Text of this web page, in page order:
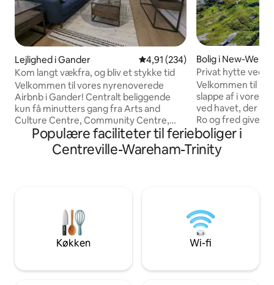
Lejlighed i Gander 4,91 ud af 5 i gennemsnitlig
4,91 (234)
Kom langt vækfra, og bliv et stykke tid
Velkommen til vores nyrenoverede
Airbnb i Gander! Centralt beliggende
kun få minutters gang fra Arts and
Culture Centre, Community Centre,
Curling Club og Town Square. Uanset
om du søger eventyr eller et glimt af
byens unikke arv, gør vores
bekvemmeligheden ved et fuldt
udstyret køkken, hvor du kan varme et
hurtigt måltid op eller endda lave en hel
Jiggs-middag.
Bolig i New-Wes-
Privat hytte ved
Velkommen til
slappe af i vores
ved havet, der
Ro og fred giver
betydning her. Omgivet af vand på alle
sider kan du
solopgangen,
4 hektar store ejendom.
søger en virkelig
oplevelse.
Populære faciliteter til ferieboliger i
Centreville-Wareham-Trinity
Køkken Wi-fi